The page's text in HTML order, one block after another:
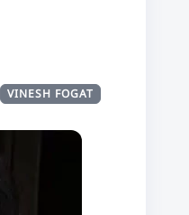
VINESH FOGAT